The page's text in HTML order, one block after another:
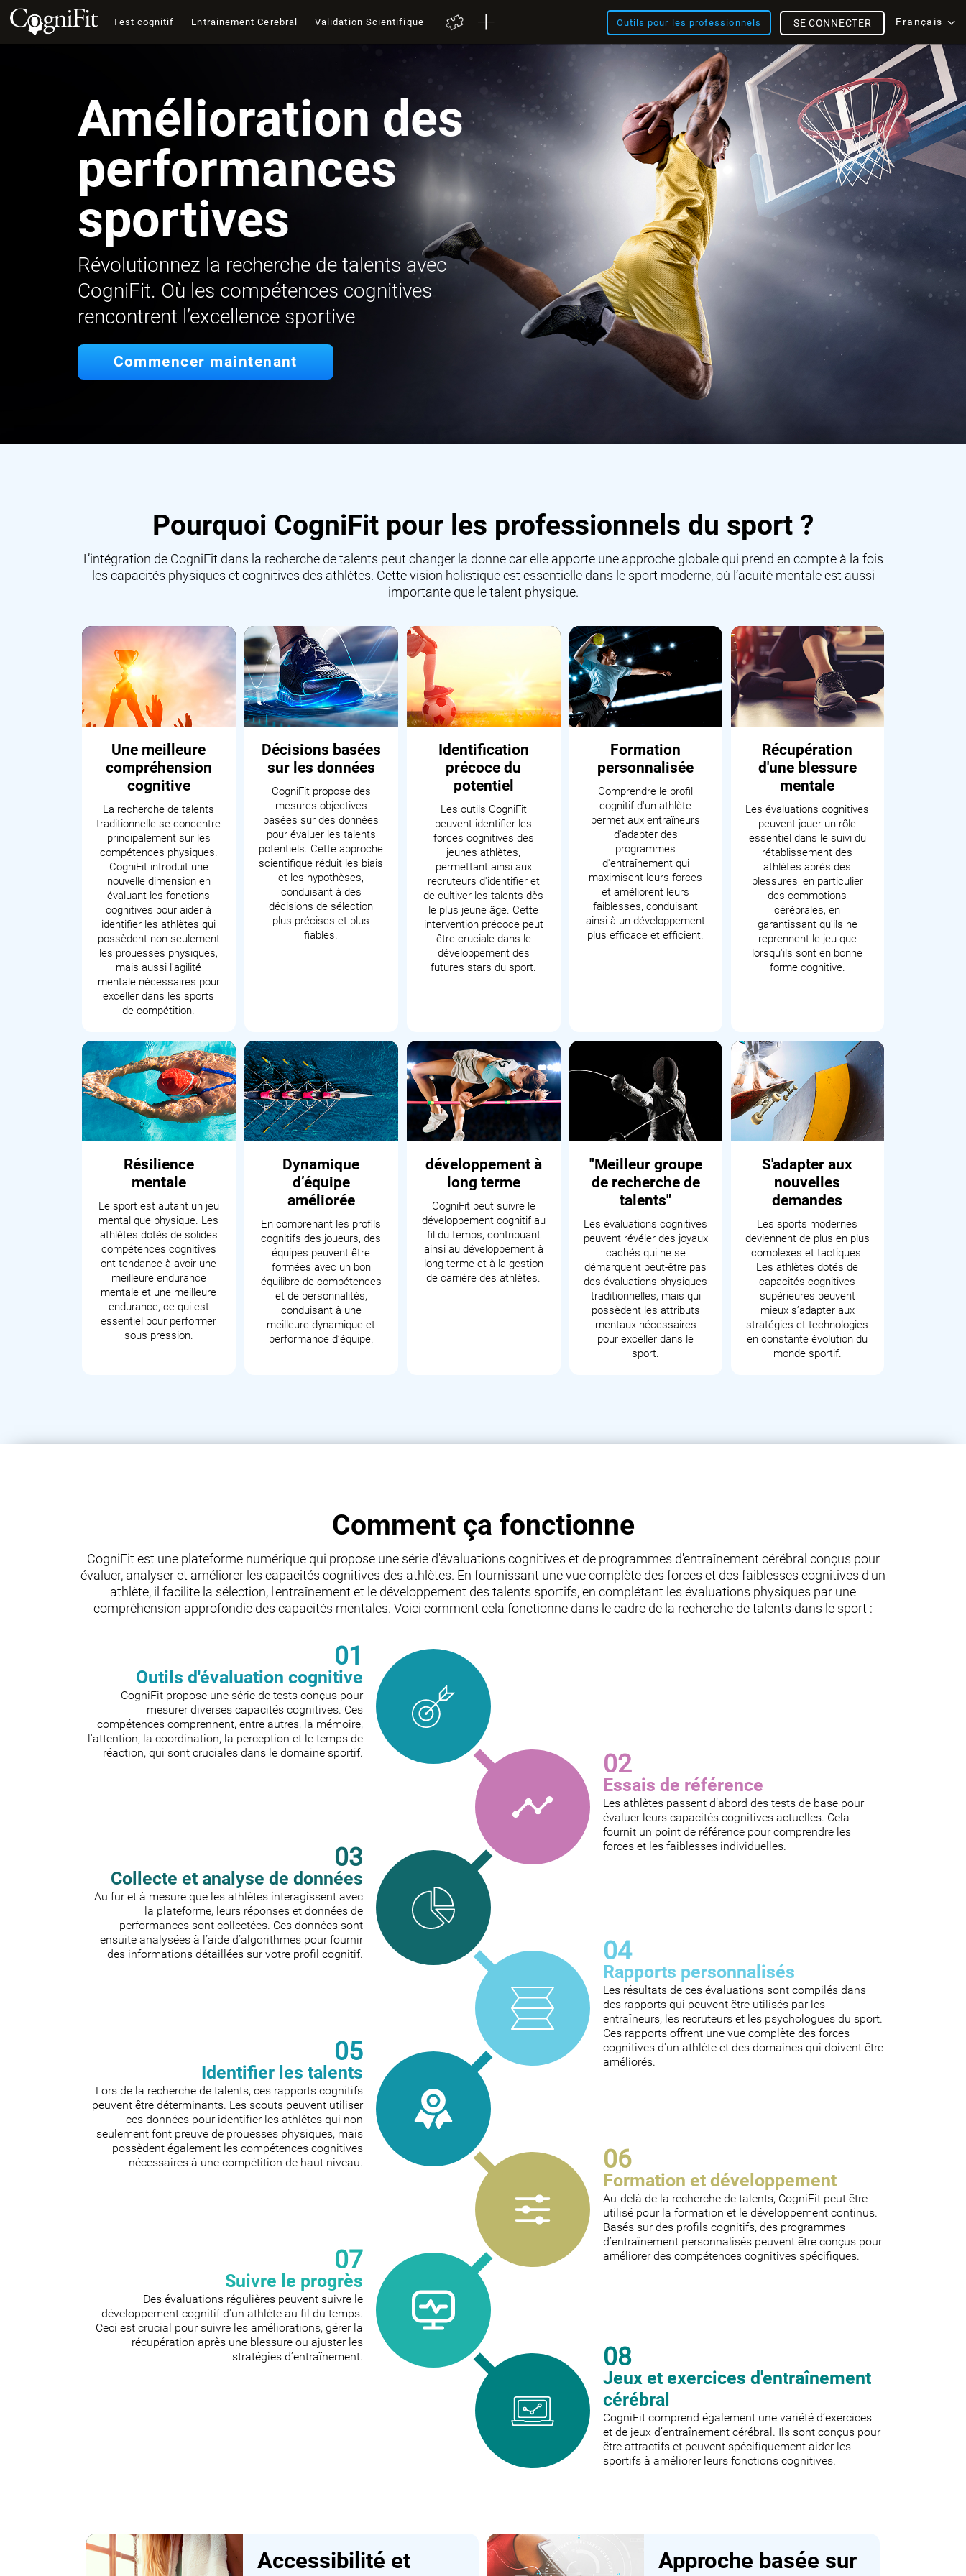
Test cognitif Entrainement Cerebral Validation Scientifique Outils pour les professionnels Français
SE CONNECTER
Amélioration des
performances
sportives
Révolutionnez la recherche de talents avec
CogniFit. Où les compétences cognitives
rencontrent l’excellence sportive
Commencer maintenant
Pourquoi CogniFit pour les professionnels du sport ?
L’intégration de CogniFit dans la recherche de talents peut changer la donne car elle apporte une approche globale qui prend en compte à la fois
les capacités physiques et cognitives des athlètes. Cette vision holistique est essentielle dans le sport moderne, où l’acuité mentale est aussi
importante que le talent physique.
Une meilleure
compréhension
cognitive
La recherche de talents
traditionnelle se concentre
principalement sur les
compétences physiques.
CogniFit introduit une
nouvelle dimension en
évaluant les fonctions
cognitives pour aider à
identifier les athlètes qui
possèdent non seulement
les prouesses physiques,
mais aussi l'agilité
mentale nécessaires pour
exceller dans les sports
de compétition.
Décisions basées
sur les données
CogniFit propose des
mesures objectives
basées sur des données
pour évaluer les talents
potentiels. Cette approche
scientifique réduit les biais
et les hypothèses,
conduisant à des
décisions de sélection
plus précises et plus
fiables.
Identification
précoce du
potentiel
Les outils CogniFit
peuvent identifier les
forces cognitives des
jeunes athlètes,
permettant ainsi aux
recruteurs d'identifier et
de cultiver les talents dès
le plus jeune âge. Cette
intervention précoce peut
être cruciale dans le
développement des
futures stars du sport.
Formation
personnalisée
Comprendre le profil
cognitif d'un athlète
permet aux entraîneurs
d'adapter des
programmes
d'entraînement qui
maximisent leurs forces
et améliorent leurs
faiblesses, conduisant
ainsi à un développement
plus efficace et efficient.
Récupération
d'une blessure
mentale
Les évaluations cognitives
peuvent jouer un rôle
essentiel dans le suivi du
rétablissement des
athlètes après des
blessures, en particulier
des commotions
cérébrales, en
garantissant qu'ils ne
reprennent le jeu que
lorsqu'ils sont en bonne
forme cognitive.
Résilience
mentale
Le sport est autant un jeu
mental que physique. Les
athlètes dotés de solides
compétences cognitives
ont tendance à avoir une
meilleure endurance
mentale et une meilleure
endurance, ce qui est
essentiel pour performer
sous pression.
Dynamique
d’équipe
améliorée
En comprenant les profils
cognitifs des joueurs, des
équipes peuvent être
formées avec un bon
équilibre de compétences
et de personnalités,
conduisant à une
meilleure dynamique et
performance d’équipe.
développement à
long terme
CogniFit peut suivre le
développement cognitif au
fil du temps, contribuant
ainsi au développement à
long terme et à la gestion
de carrière des athlètes.
"Meilleur groupe
de recherche de
talents"
Les évaluations cognitives
peuvent révéler des joyaux
cachés qui ne se
démarquent peut-être pas
des évaluations physiques
traditionnelles, mais qui
possèdent les attributs
mentaux nécessaires
pour exceller dans le
sport.
S'adapter aux
nouvelles
demandes
Les sports modernes
deviennent de plus en plus
complexes et tactiques.
Les athlètes dotés de
capacités cognitives
supérieures peuvent
mieux s’adapter aux
stratégies et technologies
en constante évolution du
monde sportif.
Comment ça fonctionne
CogniFit est une plateforme numérique qui propose une série d'évaluations cognitives et de programmes d'entraînement cérébral conçus pour
évaluer, analyser et améliorer les capacités cognitives des athlètes. En fournissant une vue complète des forces et des faiblesses cognitives d'un
athlète, il facilite la sélection, l'entraînement et le développement des talents sportifs, en complétant les évaluations physiques par une
compréhension approfondie des capacités mentales. Voici comment cela fonctionne dans le cadre de la recherche de talents dans le sport :
01
Outils d'évaluation cognitive
CogniFit propose une série de tests conçus pour
mesurer diverses capacités cognitives. Ces
compétences comprennent, entre autres, la mémoire,
l'attention, la coordination, la perception et le temps de
réaction, qui sont cruciales dans le domaine sportif.
02
Essais de référence
Les athlètes passent d’abord des tests de base pour
évaluer leurs capacités cognitives actuelles. Cela
fournit un point de référence pour comprendre les
forces et les faiblesses individuelles.
03
Collecte et analyse de données
Au fur et à mesure que les athlètes interagissent avec
la plateforme, leurs réponses et données de
performances sont collectées. Ces données sont
ensuite analysées à l’aide d’algorithmes pour fournir
des informations détaillées sur votre profil cognitif.
04
Rapports personnalisés
Les résultats de ces évaluations sont compilés dans
des rapports qui peuvent être utilisés par les
entraîneurs, les recruteurs et les psychologues du sport.
Ces rapports offrent une vue complète des forces
cognitives d'un athlète et des domaines qui doivent être
améliorés.
05
Identifier les talents
Lors de la recherche de talents, ces rapports cognitifs
peuvent être déterminants. Les scouts peuvent utiliser
ces données pour identifier les athlètes qui non
seulement font preuve de prouesses physiques, mais
possèdent également les compétences cognitives
nécessaires à une compétition de haut niveau.
06
Formation et développement
Au-delà de la recherche de talents, CogniFit peut être
utilisé pour la formation et le développement continus.
Basés sur des profils cognitifs, des programmes
d’entraînement personnalisés peuvent être conçus pour
améliorer des compétences cognitives spécifiques.
07
Suivre le progrès
Des évaluations régulières peuvent suivre le
développement cognitif d'un athlète au fil du temps.
Ceci est crucial pour suivre les améliorations, gérer la
récupération après une blessure ou ajuster les
stratégies d’entraînement.
08
Jeux et exercices d'entraînement
cérébral
CogniFit comprend également une variété d’exercices
et de jeux d’entraînement cérébral. Ils sont conçus pour
être attractifs et peuvent spécifiquement aider les
sportifs à améliorer leurs fonctions cognitives.
Accessibilité et
Approche basée sur